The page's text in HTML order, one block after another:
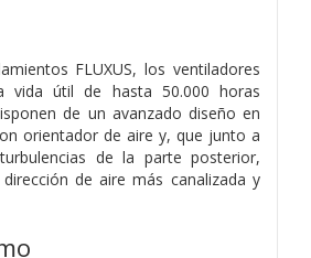
FLUXUS, los ventiladores
vida útil de hasta 50.000 horas
de un avanzado diseño en
orientador de aire y, que junto a
de la parte posterior,
de aire más canalizada y